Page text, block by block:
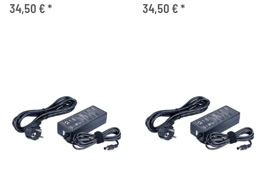
34,50 €* 34,50 €*